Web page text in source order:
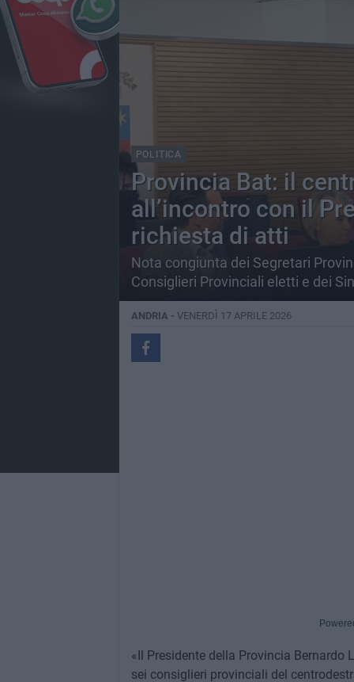
POLITICA
Provincia Bat: il
all’incontro con il
richiesta di atti
Nota congiunta dei Segretari
Consiglieri Provinciali eletti e dei
ANDRIA - VENERDÌ 17 APRILE 2026
«Il Presidente della Provincia
sei consiglieri provinciali del